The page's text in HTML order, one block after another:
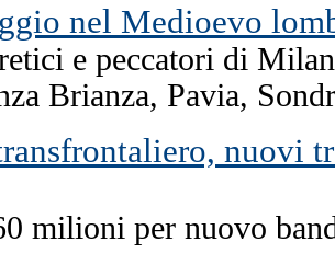
nel Medioevo
e peccatori di
Brianza, Pavia,
nuovi
milioni per nuovo